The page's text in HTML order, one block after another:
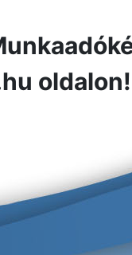
oldalon!